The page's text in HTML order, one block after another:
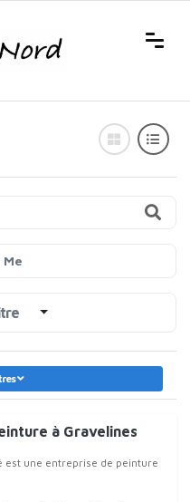
Me
à Gravelines
est une entreprise de peinture